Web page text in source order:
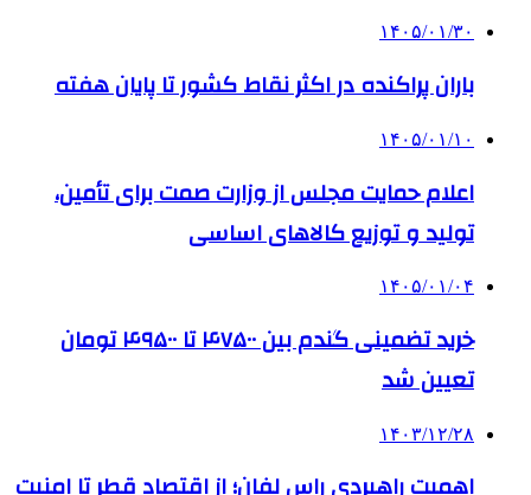
۱۴۰۵/۰۱/۳۰
باران پراکنده در اکثر نقاط کشور تا پایان هفته
۱۴۰۵/۰۱/۱۰
اعلام حمایت مجلس از وزارت صمت برای تأمین،
تولید و توزیع کالاهای اساسی
۱۴۰۵/۰۱/۰۴
خرید تضمینی گندم بین ۴۷۵۰۰ تا ۴۹۵۰۰ تومان
تعیین شد
۱۴۰۳/۱۲/۲۸